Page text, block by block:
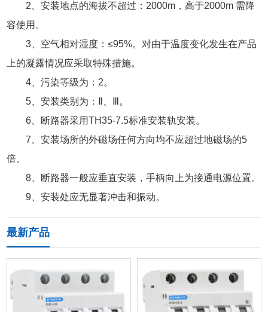
2、安装地点的海拔不超过：2000m，高于2000m 需降
容使用。
3、空气相对湿度：≤95%。对由于温度变化发生在产品
上的凝露情况应采取特殊措施。
4、污染等级为：2。
5、安装类别为：Ⅱ、Ⅲ。
6、断路器采用TH35-7.5标准安装轨安装。
7、安装场所的外磁场任何方向均不应超过地磁场的5
倍。
8、断路器一般应垂直安装，手柄向上为接通电源位置。
9、安装处应无显著冲击和振动。
最新产品